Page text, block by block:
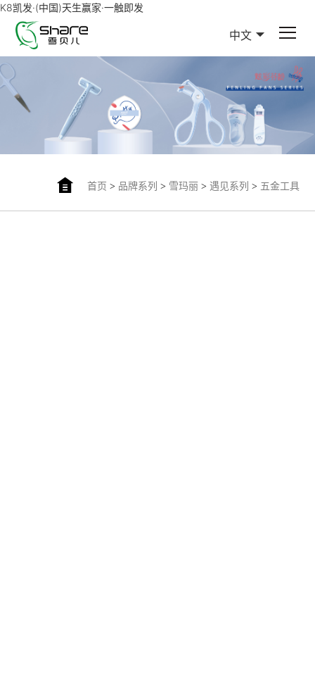
K8凯发·(中国)天生赢家·一触即发
中文
首页 > 品牌系列 > 雪玛丽> 遇见系列 > 五金工具